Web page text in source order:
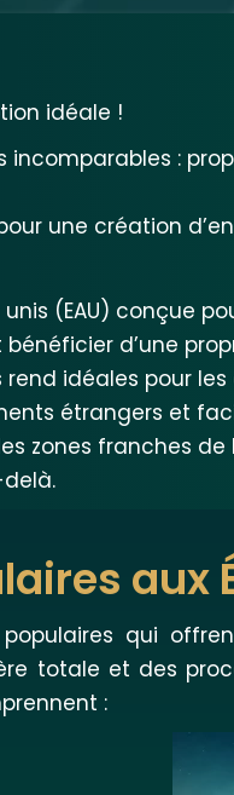
idéale !
:
une création
(EAU) conçue
d’une
idéales pour
étrangers et
zones franches
aux
qui
totale et des
: